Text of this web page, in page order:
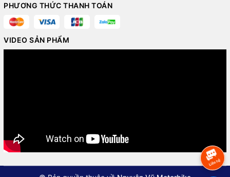
PHƯƠNG THỨC THANH TOÁN
VIDEO SẢN PHẨM